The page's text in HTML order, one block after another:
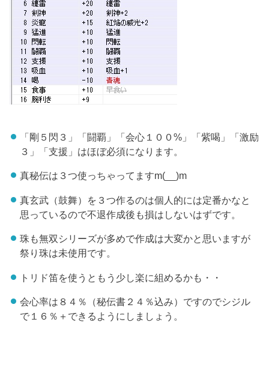
「剛５閃３」「闘覇」「会心１００%」「紫喝」「激励
３」「支援」はほぼ必須になります。
真秘伝は３つ使っちゃってますm(__)m
真玄武（鼓舞）を３つ作るのは個人的には定番かなと
思っているので不退作成後も損はしないはずです。
珠も無双シリーズが多めで作成は大変かと思いますが
祭り珠は未使用です。
トリド笛を使うともう少し楽に組めるかも・・
会心率は８４％（秘伝書２４％込み）ですのでシジル
で１６％＋できるようにしましょう。